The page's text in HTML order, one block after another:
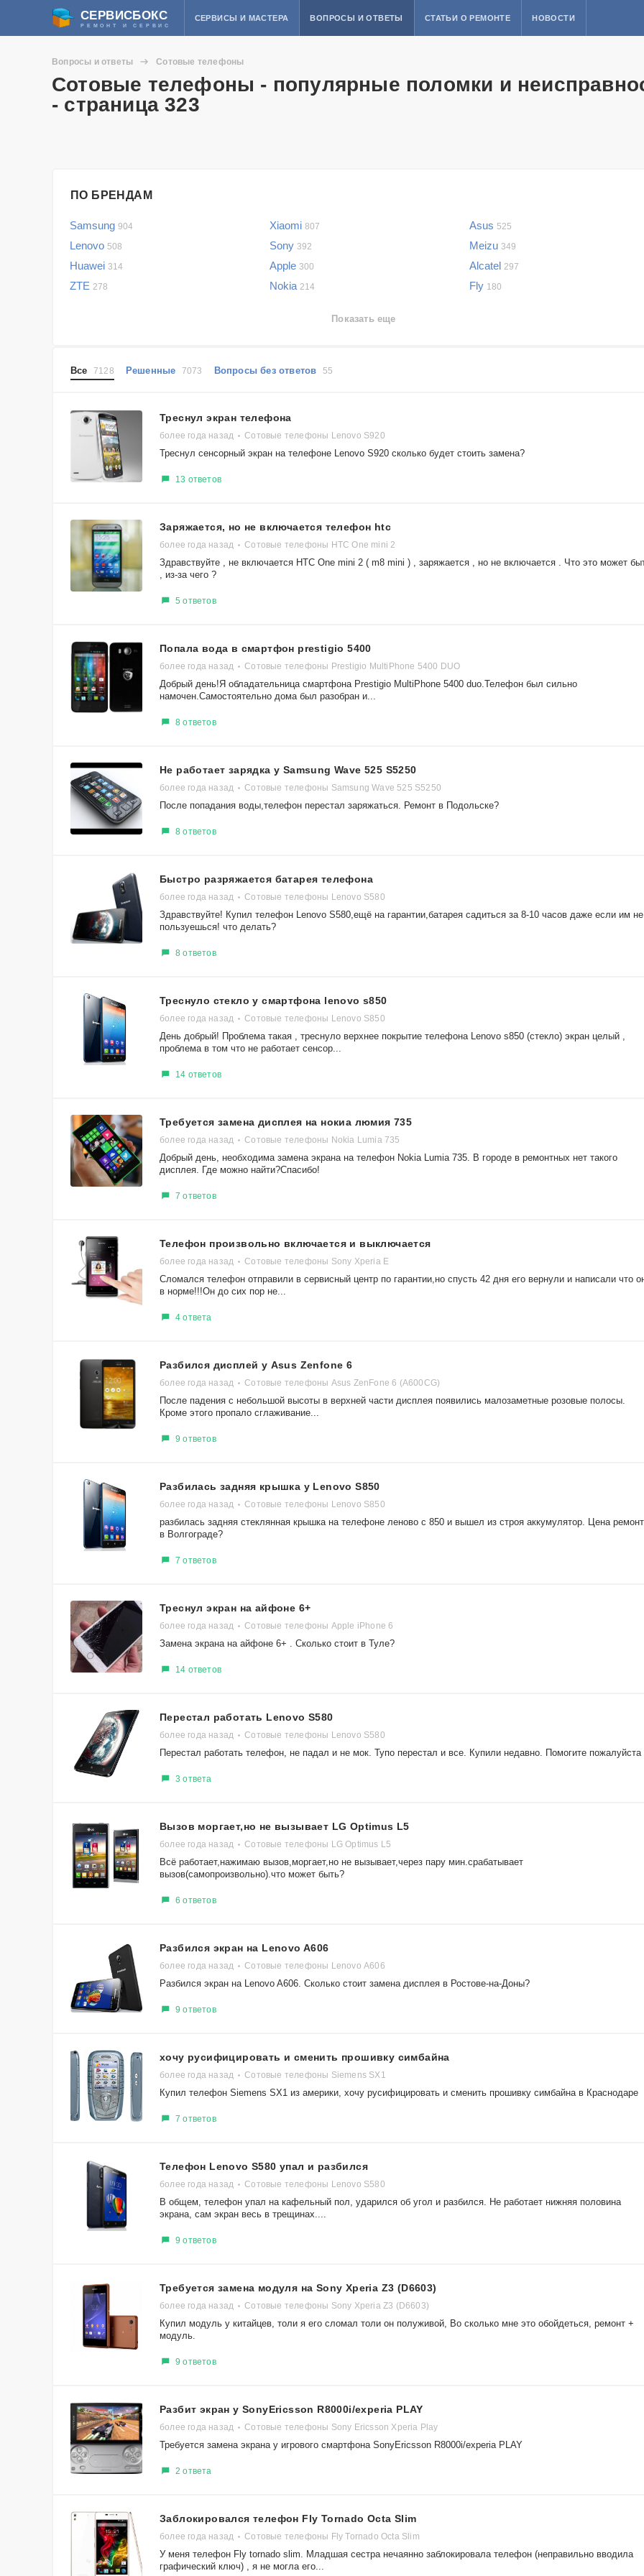
СЕРВИСБОКС
РЕМОНТ И СЕРВИС
СЕРВИСЫ И МАСТЕРА ВОПРОСЫ И ОТВЕТЫ СТАТЬИ О РЕМОНТЕ НОВОСТИ
Вопросы и ответы Сотовые телефоны
Сотовые телефоны - популярные поломки и
- страница 323
ПО БРЕНДАМ
Samsung 904 Xiaomi 807 Asus 525
Lenovo 508 Sony 392 Meizu 349
Huawei 314 Apple 300 Alcatel 297
ZTE 278 Nokia 214 Fly 180
Показать еще
Все 7128 Решенные 7073 Вопросы без ответов 55
Треснул экран телефона
более года назад Сотовые телефоны Lenovo S920
Треснул сенсорный экран на телефоне Lenovo S920 сколько будет стоить замена?
13 ответов
Заряжается, но не включается телефон htc
более года назад Сотовые телефоны HTC One mini 2
Здравствуйте , не включается HTC One mini 2 ( m8 mini ) , заряжается , но не включается . Что это может
, из-за чего ?
5 ответов
Попала вода в смартфон prestigio 5400
более года назад Сотовые телефоны Prestigio MultiPhone 5400 DUO
Добрый день!Я обладательница смартфона Prestigio MultiPhone 5400 duo.Телефон был сильно
намочен.Самостоятельно дома был разобран и...
8 ответов
Не работает зарядка у Samsung Wave 525 S5250
более года назад Сотовые телефоны Samsung Wave 525 S5250
После попадания воды,телефон перестал заряжаться. Ремонт в Подольске?
8 ответов
Быстро разряжается батарея телефона
более года назад Сотовые телефоны Lenovo S580
Здравствуйте! Купил телефон Lenovo S580,ещё на гарантии,батарея садиться за 8-10 часов даже если им не
пользуешься! что делать?
8 ответов
Треснуло стекло у смартфона lenovo s850
более года назад Сотовые телефоны Lenovo S850
День добрый! Проблема такая , треснуло верхнее покрытие телефона Lenovo s850 (стекло) экран целый ,
проблема в том что не работает сенсор...
14 ответов
Требуется замена дисплея на нокиа люмия 735
более года назад Сотовые телефоны Nokia Lumia 735
Добрый день, необходима замена экрана на телефон Nokia Lumia 735. В городе в ремонтных нет такого
дисплея. Где можно найти?Спасибо!
7 ответов
Телефон произвольно включается и выключается
более года назад Сотовые телефоны Sony Xperia E
Сломался телефон отправили в сервисный центр по гарантии,но спусть 42 дня его вернули и написали что
в норме!!!Он до сих пор не...
4 ответа
Разбился дисплей у Asus Zenfone 6
более года назад Сотовые телефоны Asus ZenFone 6 (A600CG)
После падения с небольшой высоты в верхней части дисплея появились малозаметные розовые полосы.
Кроме этого пропало сглаживание...
9 ответов
Разбилась задняя крышка у Lenovo S850
более года назад Сотовые телефоны Lenovo S850
разбилась задняя стеклянная крышка на телефоне леново с 850 и вышел из строя аккумулятор. Цена
в Волгограде?
7 ответов
Треснул экран на айфоне 6+
более года назад Сотовые телефоны Apple iPhone 6
Замена экрана на айфоне 6+ . Сколько стоит в Туле?
14 ответов
Перестал работать Lenovo S580
более года назад Сотовые телефоны Lenovo S580
Перестал работать телефон, не падал и не мок. Тупо перестал и все. Купили недавно. Помогите пожалуйста
3 ответа
Вызов моргает,но не вызывает LG Optimus L5
более года назад Сотовые телефоны LG Optimus L5
Всё работает,нажимаю вызов,моргает,но не вызывает,через пару мин.срабатывает
вызов(самопроизвольно).что может быть?
6 ответов
Разбился экран на Lenovo A606
более года назад Сотовые телефоны Lenovo А606
Разбился экран на Lenovo A606. Сколько стоит замена дисплея в Ростове-на-Доны?
9 ответов
хочу русифицировать и сменить прошивку симбайна
более года назад Сотовые телефоны Siemens SX1
Купил телефон Siemens SX1 из америки, хочу русифицировать и сменить прошивку симбайна в Краснодаре
7 ответов
Телефон Lenovo S580 упал и разбился
более года назад Сотовые телефоны Lenovo S580
В общем, телефон упал на кафельный пол, ударился об угол и разбился. Не работает нижняя половина
экрана, сам экран весь в трещинах....
9 ответов
Требуется замена модуля на Sony Xperia Z3 (D6603)
более года назад Сотовые телефоны Sony Xperia Z3 (D6603)
Купил модуль у китайцев, толи я его сломал толи он полуживой, Во сколько мне это обойдеться, ремонт +
модуль.
9 ответов
Разбит экран у SonyEricsson R8000i/experia PLAY
более года назад Сотовые телефоны Sony Ericsson Xperia Play
Требуется замена экрана у игрового смартфона SonyEricsson R8000i/experia PLAY
2 ответа
Заблокировался телефон Fly Tornado Octa Slim
более года назад Сотовые телефоны Fly Tornado Octa Slim
У меня телефон Fly tornado slim. Младшая сестра нечаянно заблокировала телефон (неправильно вводила
графический ключ) , я не могла его...